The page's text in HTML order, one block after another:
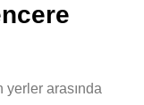
arasında